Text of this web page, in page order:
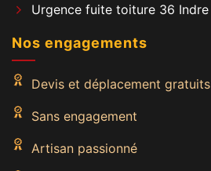
Urgence fuite toiture 36 Indre
Nos engagements
Devis et déplacement gratuits
Sans engagement
Artisan passionné